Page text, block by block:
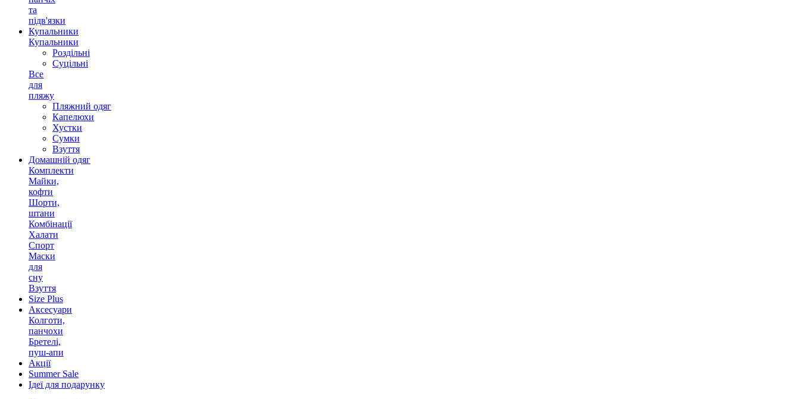
та
підв'язки
Купальники
Купальники
Роздільні
Суцільні
Все
для
пляжу
Пляжний одяг
Капелюхи
Хустки
Сумки
Взуття
Домашній одяг
Комплекти
Майки,
кофти
Шорти,
штани
Комбінації
Халати
Спорт
Маски
для
сну
Взуття
Size Plus
Аксесуари
Колготи,
панчохи
Бретелі,
пуш-апи
Акції
Summer Sale
Ідеї для подарунку